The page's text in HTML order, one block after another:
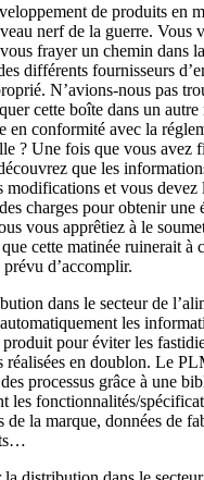
de produits en
nerf de la guerre. Vous
frayer un chemin dans
différents fournisseurs
N’avions-nous pas
cette boîte dans un autre
en conformité avec la
? Une fois que vous avez
que les
modifications et vous devez
charges pour obtenir une
vous apprêtiez à le
cette matinée ruinerait à
d’accomplir.
dans le secteur de
les
pour éviter les
réalisées en doublon. Le
processus grâce à une
les fonctionnalités/
de la marque, données de